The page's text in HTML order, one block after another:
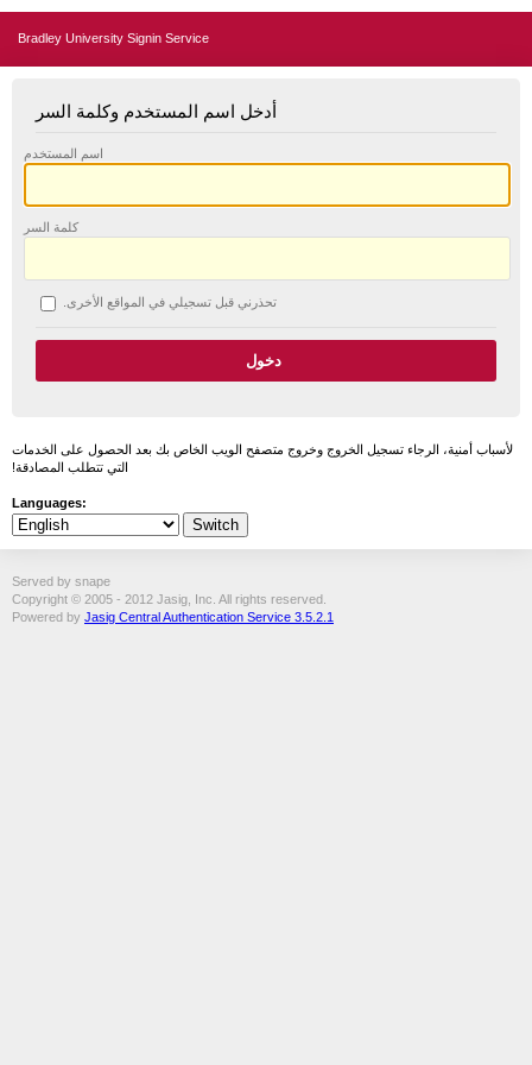
Bradley University Signin Service
أدخل اسم المستخدم وكلمة السر
اسم المستخدم
كلمة السر
تحذرني قبل تسجيلي في المواقع الأخرى.
لأسباب أمنية، الرجاء تسجيل الخروج وخروج متصفح الويب الخاص بك بعد الحصول على الخدمات
التي تتطلب المصادقة!
Languages:
Served by snape
Copyright © 2005 - 2012 Jasig, Inc. All rights reserved.
Powered by Jasig Central Authentication Service 3.5.2.1